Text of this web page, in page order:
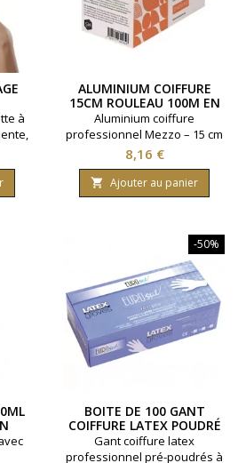
à
ALUMINIUM COIFFURE
15CM ROULEAU 100M EN
12 MICRONS
Aluminium coiffure
professionnel Mezzo – 15 cm
x 100 m, épaisseur 12
microns. Qualité extra, idéal
pour les mèches et
colorations en salon.
Prix
8,16 €
 Ajouter au panier
-50%
BOITE DE 100 GANT
COIFFURE LATEX POUDRÉ
TAILLE S
Gant coiffure latex
professionnel pré-poudrés à